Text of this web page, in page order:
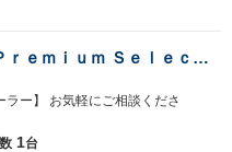
Ｋｅｉｙｏ ＢＭＷ ＢＭＷ Ｐｒｅｍｉｕｍ Ｓｅｌｅｃｔｉｏｎ 木更津／（株）モトーレンレピオ
ラー】 お気軽にご相談くださ
1台